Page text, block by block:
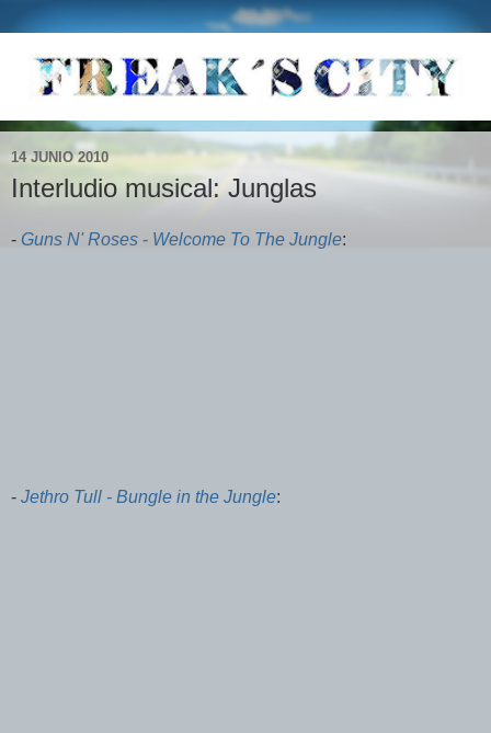
14 JUNIO 2010
Interludio musical: Junglas
- Guns N' Roses - Welcome To The Jungle:
- Jethro Tull - Bungle in the Jungle: